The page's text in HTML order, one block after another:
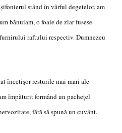
stând în vârful degetelor, am
bănuiam, o foaie de ziar fusese
raftului respectiv. Dumnezeu
încetişor resturile mai mari ale
împăturit formând un pacheţel
fără să spună un cuvânt.